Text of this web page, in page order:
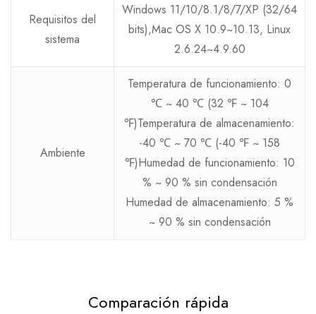
Requisitos del
sistema
Windows 11/10/8.1/8/7/XP (32/64
bits),Mac OS X 10.9~10.13, Linux
2.6.24~4.9.60
Ambiente
Temperatura de funcionamiento: 0
℃ ~ 40 ℃ (32 ℉ ~ 104
℉)Temperatura de almacenamiento:
-40 ℃ ~ 70 ℃ (-40 ℉ ~ 158
℉)Humedad de funcionamiento: 10
% ~ 90 % sin condensación
Humedad de almacenamiento: 5 %
~ 90 % sin condensación
Comparación rápida